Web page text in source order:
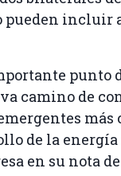
pueden incluir
punto
camino de
de la energía
en su nota